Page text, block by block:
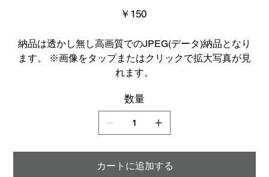
価
格
￥150
納品は透かし無し高画質でのJPEG(データ)納品となり
ます。 ※画像をタップまたはクリックで拡大写真が見
れます。
数量
カートに追加する